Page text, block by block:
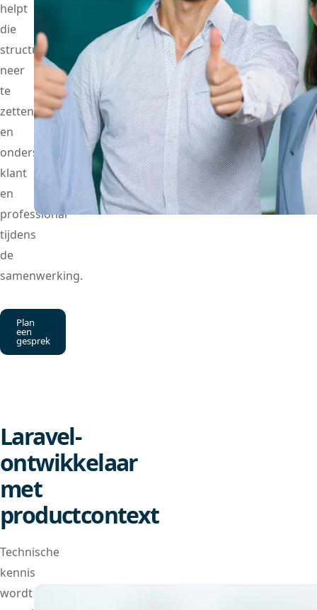
helpt
die
structuur
neer
te
zetten
en
ondersteunt
klant
en
professional
tijdens
de
samenwerking.
Plan
een
gesprek
Laravel-
ontwikkelaar
met
productcontext
Technische
kennis
wordt